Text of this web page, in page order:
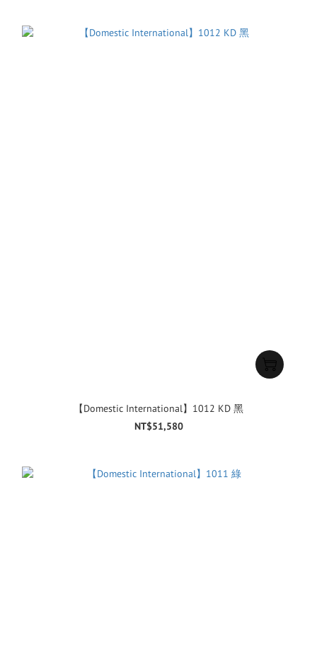
【Domestic International】1012 KD 黑
NT$51,580